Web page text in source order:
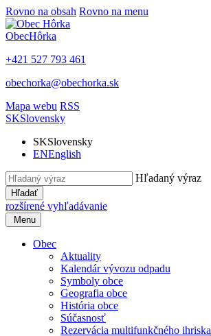
Rovno na obsah Rovno na menu
ObecHôrka
+421 527 793 461
obechorka@obechorka.sk
Mapa webu RSS
SKSlovensky
SKSlovensky
ENEnglish
Hľadaný výraz
Hľadať
rozšírené vyhľadávanie
Menu
Obec
Aktuality
Kalendár vývozu odpadu
Symboly obce
Geografia obce
História obce
Súčasnosť
Rezervácia multifunkčného ihriska